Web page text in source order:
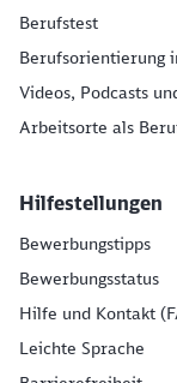
Berufstest
Berufsorientierung
Videos, Podcasts
Arbeitsorte als
Hilfestellungen
Bewerbungstipps
Bewerbungsstatus
Hilfe und Kontakt
Leichte Sprache